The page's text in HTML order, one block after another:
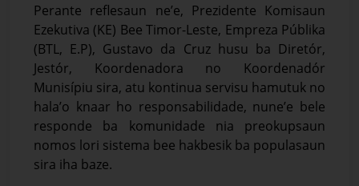
Perante reflesaun ne’e, Prezidente Komisaun
Ezekutiva (KE) Bee Timor-Leste, Empreza Públika
(BTL, E.P), Gustavo da Cruz husu ba Diretór,
Jestór, Koordenadora no Koordenadór
Munisípiu sira, atu kontinua servisu hamutuk no
hala’o knaar ho responsabilidade, nune’e bele
responde ba komunidade nia preokupsaun
nomos lori sistema bee hakbesik ba populasaun
sira iha baze.